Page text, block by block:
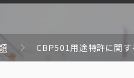
CBP501用途特許に関